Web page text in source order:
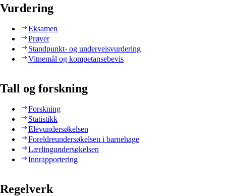
Vurdering
Eksamen
Prøver
Standpunkt- og underveisvurdering
Vitnemål og kompetansebevis
Tall og forskning
Forskning
Statistikk
Elevundersøkelsen
Foreldreundersøkelsen i barnehage
Lærlingundersøkelsen
Innrapportering
Regelverk